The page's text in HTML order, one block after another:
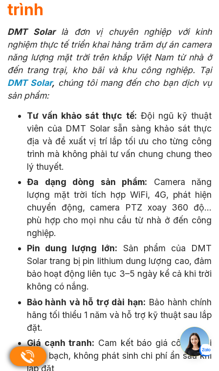
trình
DMT Solarlà đơn vị chuyên nghiệp với kinh
nghiệm thực tế triển khai hàng trăm dự án camera
năng lượng mặt trời trên khắp Việt Nam từ nhà ở
đến trang trại, kho bãi và khu công nghiệp. Tại
DMT Solar, chúng tôi mang đến cho bạn dịch vụ
sản phẩm:
Tư vấn khảo sát thực tế: Đội ngũ kỹ thuật
viên của DMT Solar sẵn sàng khảo sát thực
địa và đề xuất vị trí lắp tối ưu cho từng công
trình mà không phải tư vấn chung chung theo
lý thuyết.
Đa dạng dòng sản phẩm: Camera năng
lượng mặt trời tích hợp WiFi, 4G, phát hiện
chuyển động, camera PTZ xoay 360 độ...
phù hợp cho mọi nhu cầu từ nhà ở đến công
nghiệp.
Pin dung lượng lớn: Sản phẩm của DMT
Solar trang bị pin lithium dung lượng cao, đảm
bảo hoạt động liên tục 3–5 ngày kể cả khi trời
không có nắng.
Bảo hành và hỗ trợ dài hạn: Bảo hành chính
hãng tối thiểu 1 năm và hỗ trợ kỹ thuật sau lắp
đặt.
Giá cạnh tranh: Cam kết báo giá công khai
minh bạch, không phát sinh chi phí ẩn sau khi
lắp đặt